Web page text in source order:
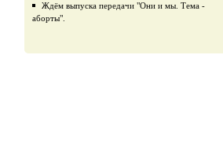
Ждём выпуска передачи "Они и мы. Тема -
аборты".